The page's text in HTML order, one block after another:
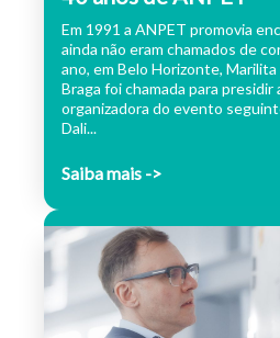
Em 1991 a ANPET promovia
ainda não eram chamados de
ano, em Belo Horizonte,
Braga foi chamada para presidir
organizadora do evento
Dali...
Saiba mais ->